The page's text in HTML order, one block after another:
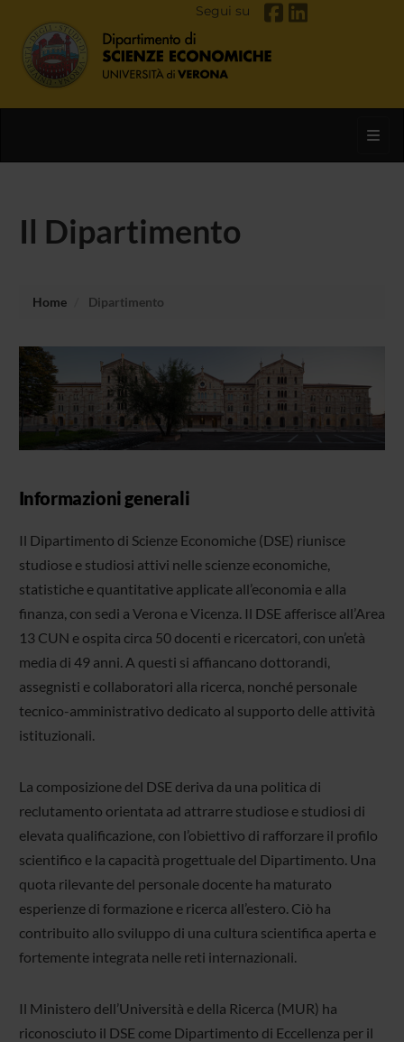
Segui su
Il Dipartimento
Home Dipartimento
Informazioni generali
Il Dipartimento di Scienze Economiche (DSE) riunisce
studiose e studiosi attivi nelle scienze economiche,
statistiche e quantitative applicate all’economia e alla
finanza, con sedi a Verona e Vicenza. Il DSE afferisce all’Area
13 CUN e ospita circa 50 docenti e ricercatori, con un’età
media di 49 anni. A questi si affiancano dottorandi,
assegnisti e collaboratori alla ricerca, nonché personale
tecnico-amministrativo dedicato al supporto delle attività
istituzionali.
La composizione del DSE deriva da una politica di
reclutamento orientata ad attrarre studiose e studiosi di
elevata qualificazione, con l’obiettivo di rafforzare il profilo
scientifico e la capacità progettuale del Dipartimento. Una
quota rilevante del personale docente ha maturato
esperienze di formazione e ricerca all’estero. Ciò ha
contribuito allo sviluppo di una cultura scientifica aperta e
fortemente integrata nelle reti internazionali.
Il Ministero dell’Università e della Ricerca (MUR) ha
riconosciuto il DSE come Dipartimento di Eccellenza per il